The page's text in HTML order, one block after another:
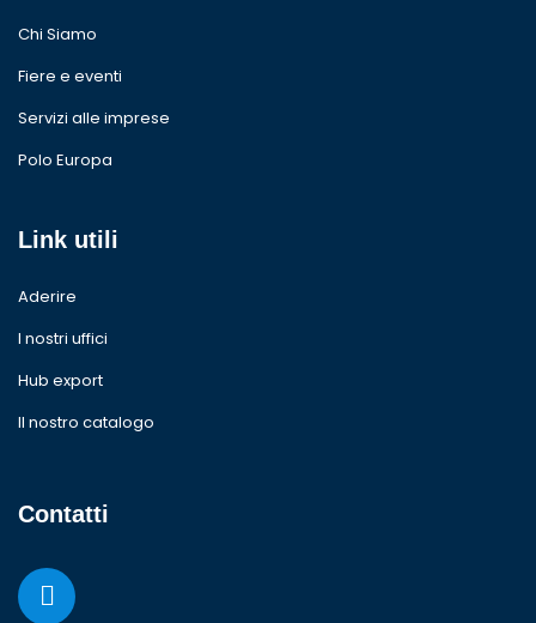
Chi Siamo
Fiere e eventi
Servizi alle imprese
Polo Europa
Link utili
Aderire
I nostri uffici
Hub export
Il nostro catalogo
Contatti